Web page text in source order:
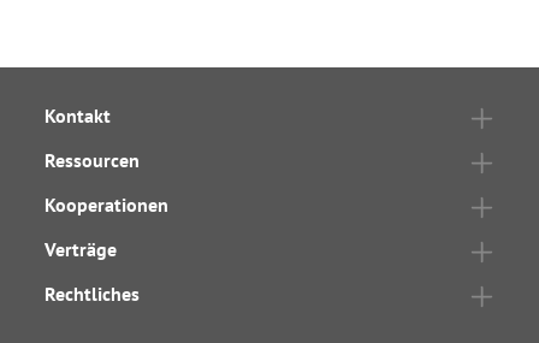
Kontakt
Ressourcen
Kooperationen
Verträge
Rechtliches